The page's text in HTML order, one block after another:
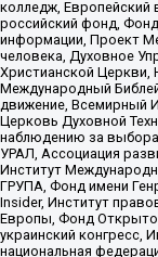
колледж,
российский фонд,
информации, Проект
человека, Духовное
Христианской Церкви,
Международный
движение, Всемирный
Церковь Духовной
наблюдению за
УРАЛ, Ассоциация
Институт
ГРУПА, Фонд имени
Insider, Институт
Европы, Фонд
украинский конгресс,
национальная